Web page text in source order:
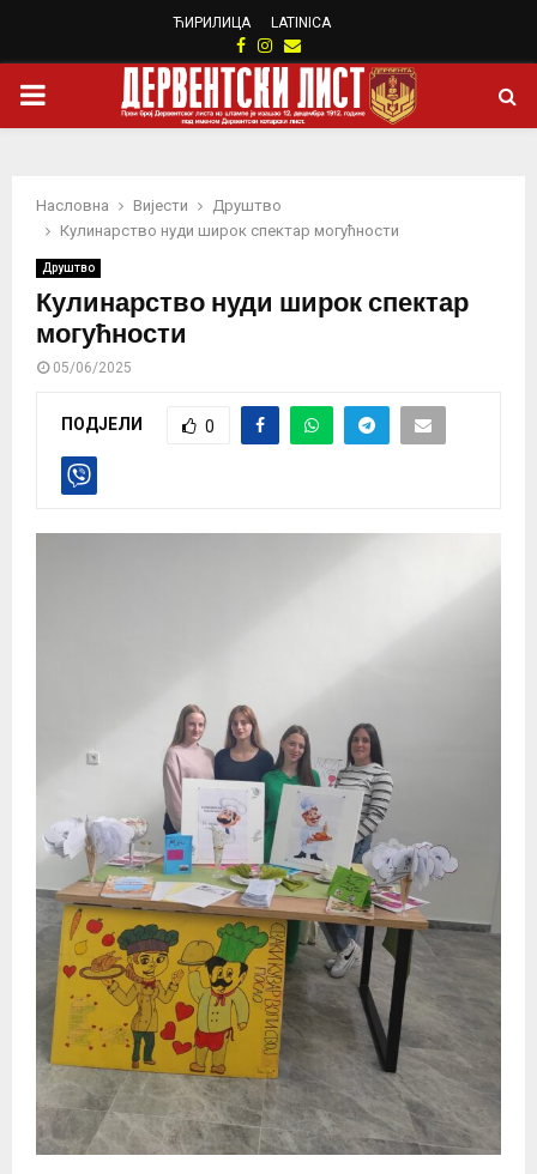
ЋИРИЛИЦА LATINICA
Facebook
Instagram
Email
PRIMARY
Насловна Вијести
Друштво
Кулинарство нуди широк спектар могућности
Друштво
Кулинарство нуди широк спектар
могућности
05/06/2025
ПОДЈЕЛИ 0